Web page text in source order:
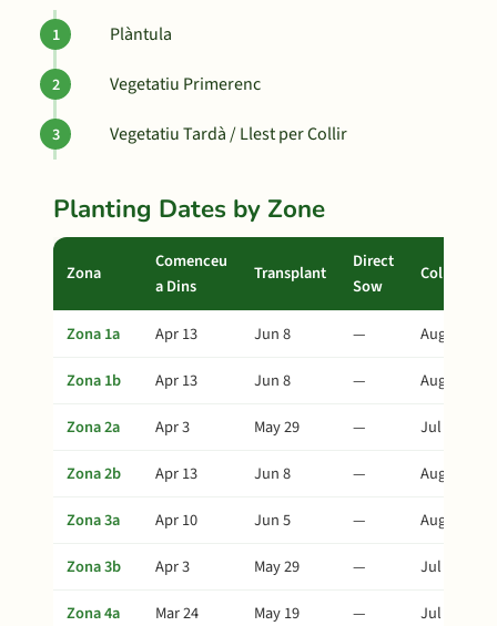
Plàntula
Vegetatiu Primerenc
Vegetatiu Tardà / Llest per Collir
Planting Dates by Zone
Zona
Comenceu
a Dins
Transplant
Direct
Sow
Collita
Zona 1a Apr 13 Jun 8 —
Aug 7
Zona 1b
Apr 13 Jun 8 —
Aug 7
Zona 2a
Apr 3 May 29 —
Jul 28
Zona 2b
Apr 13 Jun 8 —
Aug 7
Zona 3a
Apr 10 Jun 5 —
Aug 4
Zona 3b
Apr 3 May 29 —
Jul 28
Zona 4a
Mar 24 May 19 —
Jul 18